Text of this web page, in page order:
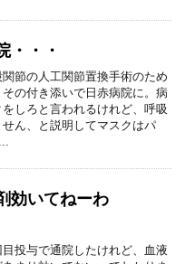
・・・
節の人工関節置換手術のため
の付き添いで日赤病院に。病
しろと言われるけれど、呼吸
ん、と説明してマスクはパ
剤効いてねーわ
投与で通院したけれど、血液